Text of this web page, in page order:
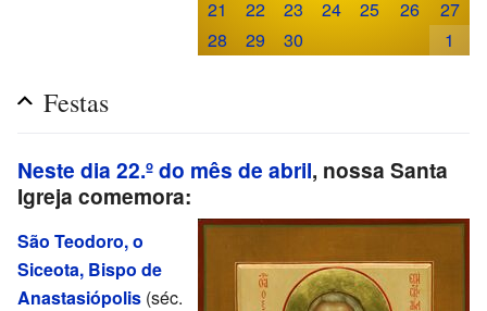
21
22 23 24 25 26
27
28
29 30 1
Festas
Neste dia 22.º do mês de abril, nossa Santa
Igreja comemora:
São Teodoro, o
Siceota, Bispo de
Anastasiópolis (séc.